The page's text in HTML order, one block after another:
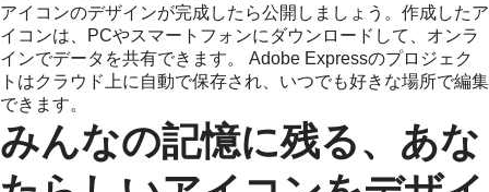
アイコンのデザインが完成したら公開しましょう。作成したア
イコンは、PCやスマートフォンにダウンロードして、オンラ
インでデータを共有できます。 Adobe Expressのプロジェク
トはクラウド上に自動で保存され、いつでも好きな場所で編集
できます。
みんなの記憶に残る、あな